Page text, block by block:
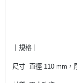
｜規格｜
尺寸 直徑 110 mm，